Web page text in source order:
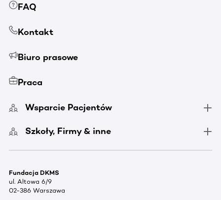
FAQ
Kontakt
Biuro prasowe
Praca
Wsparcie Pacjentów
Szkoły, Firmy & inne
Fundacja DKMS
ul. Altowa 6/9
02-386 Warszawa